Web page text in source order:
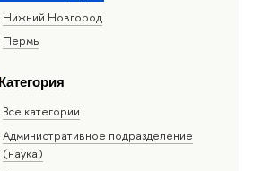
Нижний Новгород
Пермь
Категория
Все категории
Административное подразделение
(наука)